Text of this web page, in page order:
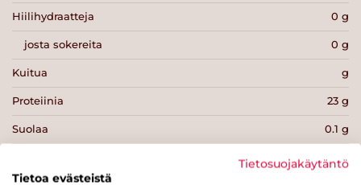
Hiilihydraatteja 0 g
josta sokereita 0 g
Kuitua g
Proteiinia 23 g
Suolaa 0.1 g
Tietosuojakäytäntö
Tietoa evästeistä